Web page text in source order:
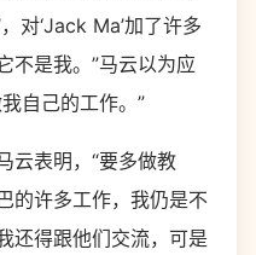
对‘Jack Ma’加了许多
不是我。”马云以为应
自己的工作。”
云表明，“要多做教
的许多工作，我仍是不
还得跟他们交流，可是